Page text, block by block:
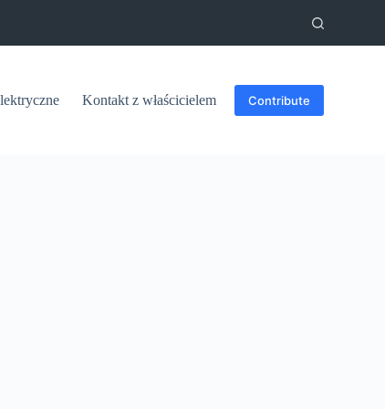
Kontakt z właścicielem Contribute